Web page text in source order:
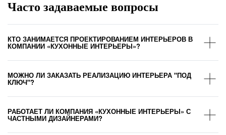
Часто задаваемые вопросы
КТО ЗАНИМАЕТСЯ ПРОЕКТИРОВАНИЕМ ИНТЕРЬЕРОВ В
КОМПАНИИ «КУХОННЫЕ ИНТЕРЬЕРЫ»?
МОЖНО ЛИ ЗАКАЗАТЬ РЕАЛИЗАЦИЮ ИНТЕРЬЕРА "ПОД
КЛЮЧ"?
РАБОТАЕТ ЛИ КОМПАНИЯ «КУХОННЫЕ ИНТЕРЬЕРЫ» С
ЧАСТНЫМИ ДИЗАЙНЕРАМИ?